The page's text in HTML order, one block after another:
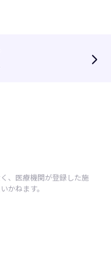
arrow_forward_ios
、医療機関が登録した施
かねます。